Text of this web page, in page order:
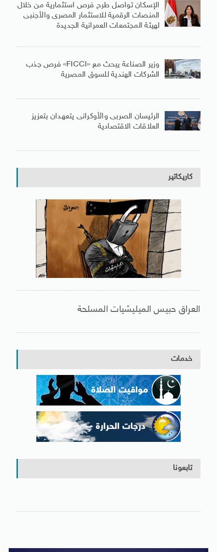
الإسكان تواصل طرح فرص استثمارية من خلال
المنصات الرقمية للاستثمار المصرى والأجنبى
لهيئة المجتمعات العمرانية الجديدة
وزير الصناعة يبحث مع «FICCI» فرص جذب
الشركات الهندية للسوق المصرية
الرئيسان الصربى والأوكرانى يتعهدان بتعزيز
العلاقات الاقتصادية
كاريكاتير
العراق حبيس الميليشيات المسلحة
خدمات
تابعونا